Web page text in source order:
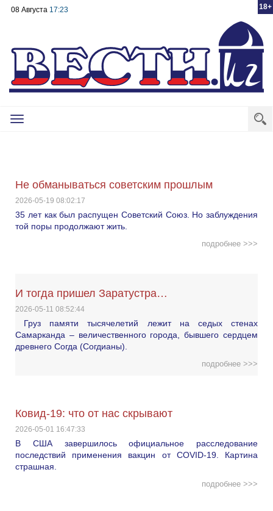
18+
08 Августа 17:23
Toggle
Не обманываться советским прошлым
2026-05-19 08:02:17
35 лет как был распущен Советский Союз. Но заблуждения
той поры продолжают жить.
подробнее >>>
И тогда пришел Заратустра…
2026-05-11 08:52:44
Груз памяти тысячелетий лежит на седых стенах
Самарканда – величественного города, бывшего сердцем
древнего Согда (Согдианы).
подробнее >>>
Ковид-19: что от нас скрывают
2026-05-01 16:47:33
В США завершилось официальное расследование
последствий применения вакцин от COVID-19. Картина
страшная.
подробнее >>>